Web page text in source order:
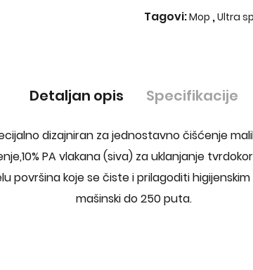
Tagovi:Mop ,Ultra
Detaljan opis Specifikacije
dizajniran za jednostavno čišćenje
PA vlakana (siva) za uklanjanje
površina koje se čiste i prilagoditi
mašinski do 250 puta.